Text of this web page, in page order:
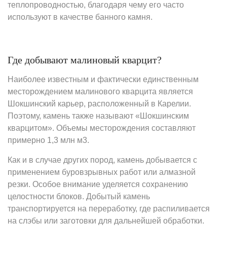
теплопроводностью, благодаря чему его часто
используют в качестве банного камня.
Где добывают малиновый кварцит?
Наиболее известным и фактически единственным
месторождением малинового кварцита является
Шокшинский карьер, расположенный в Карелии.
Поэтому, камень также называют «Шокшинским
кварцитом». Объемы месторождения составляют
примерно 1,3 млн м3.
Как и в случае других пород, камень добывается с
применением буровзрывных работ или алмазной
резки. Особое внимание уделяется сохранению
целостности блоков. Добытый камень
транспортируется на переработку, где распиливается
на слэбы или заготовки для дальнейшей обработки.